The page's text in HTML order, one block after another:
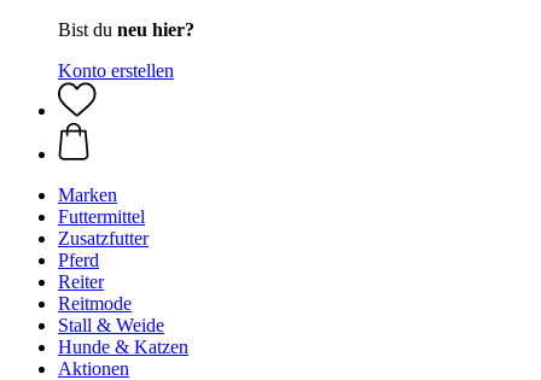
Bist du neu hier?
Konto erstellen
Marken
Futtermittel
Zusatzfutter
Pferd
Reiter
Reitmode
Stall & Weide
Hunde & Katzen
Aktionen